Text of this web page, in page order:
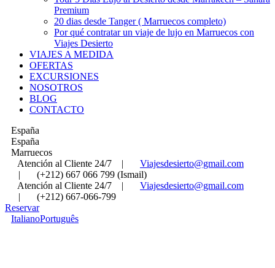
Premium
20 dias desde Tanger ( Marruecos completo)
Por qué contratar un viaje de lujo en Marruecos con
Viajes Desierto
VIAJES A MEDIDA
OFERTAS
EXCURSIONES
NOSOTROS
BLOG
CONTACTO
España
España
Marruecos
Atención al Cliente 24/7
|
Viajesdesierto@gmail.com
|
(+212) 667 066 799 (Ismail)
Atención al Cliente 24/7
|
Viajesdesierto@gmail.com
|
(+212) 667-066-799
Reservar
ItalianoPortuguês